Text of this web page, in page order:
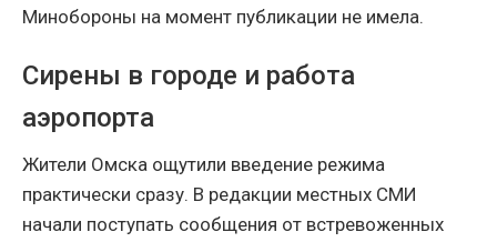
Минобороны на момент публикации не имела.
Сирены в городе и работа
аэропорта
Жители Омска ощутили введение режима
практически сразу. В редакции местных СМИ
начали поступать сообщения от встревоженных